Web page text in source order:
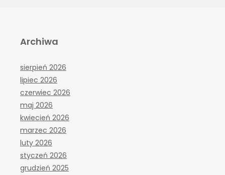
Archiwa
sierpień 2026
lipiec 2026
czerwiec 2026
maj 2026
kwiecień 2026
marzec 2026
luty 2026
styczeń 2026
grudzień 2025